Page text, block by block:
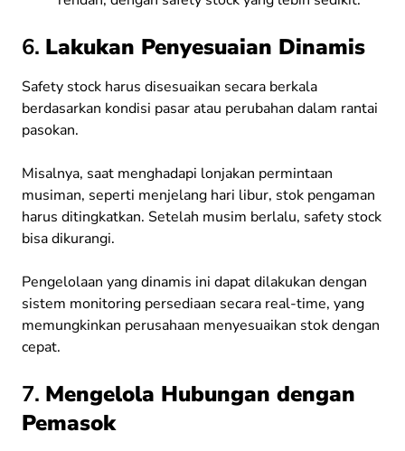
6. Lakukan Penyesuaian Dinamis
Safety stock harus disesuaikan secara berkala
berdasarkan kondisi pasar atau perubahan dalam rantai
pasokan.
Misalnya, saat menghadapi lonjakan permintaan
musiman, seperti menjelang hari libur, stok pengaman
harus ditingkatkan. Setelah musim berlalu, safety stock
bisa dikurangi.
Pengelolaan yang dinamis ini dapat dilakukan dengan
sistem monitoring persediaan secara real-time, yang
memungkinkan perusahaan menyesuaikan stok dengan
cepat.
7. Mengelola Hubungan dengan
Pemasok